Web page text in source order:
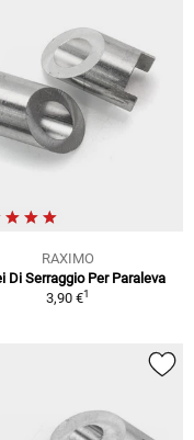
RAXIMO
Di Serraggio Per Paraleva
3,90 €1